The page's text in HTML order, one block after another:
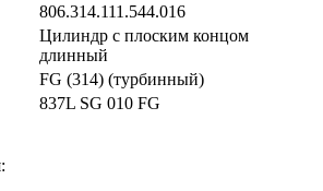
806.314.111.544.016
Цилиндр с плоским концом
длинный
FG (314) (турбинный)
837L SG 010 FG